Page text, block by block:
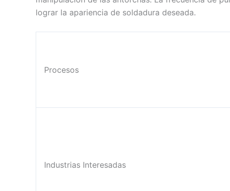
lograr la apariencia de soldadura deseada.
Procesos
Industrias Interesadas